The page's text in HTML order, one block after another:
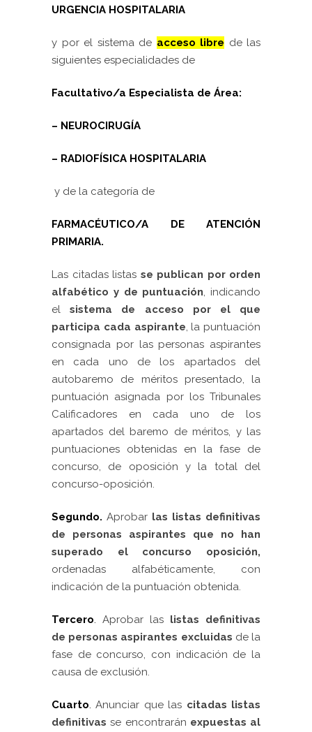
URGENCIA HOSPITALARIA
y por el sistema de acceso libre de las
siguientes especialidades de
Facultativo/a Especialista de Área:
– NEUROCIRUGÍA
– RADIOFÍSICA HOSPITALARIA
y de la categoría de
FARMACÉUTICO/A DE ATENCIÓN
PRIMARIA.
Las citadas listas se publican por orden
alfabético y de puntuación, indicando
elsistema de acceso por el que
participa cada aspirante, la puntuación
consignada por las personas aspirantes
en cada uno de los apartados del
autobaremo de méritos presentado, la
puntuación asignada por los Tribunales
Calificadores en cada uno de los
apartados del baremo de méritos, y las
puntuaciones obtenidas en la fase de
concurso, de oposición y la total del
concurso-oposición.
Segundo. Aprobar las listas definitivas
de personas aspirantes que no han
superado el concurso oposición,
ordenadas alfabéticamente, con
indicación de la puntuación obtenida.
Tercero. Aprobar las listas definitivas
de personas aspirantes excluidas de la
fase de concurso, con indicación de la
causa de exclusión.
Cuarto. Anunciar que las citadas listas
definitivas se encontrarán expuestas al